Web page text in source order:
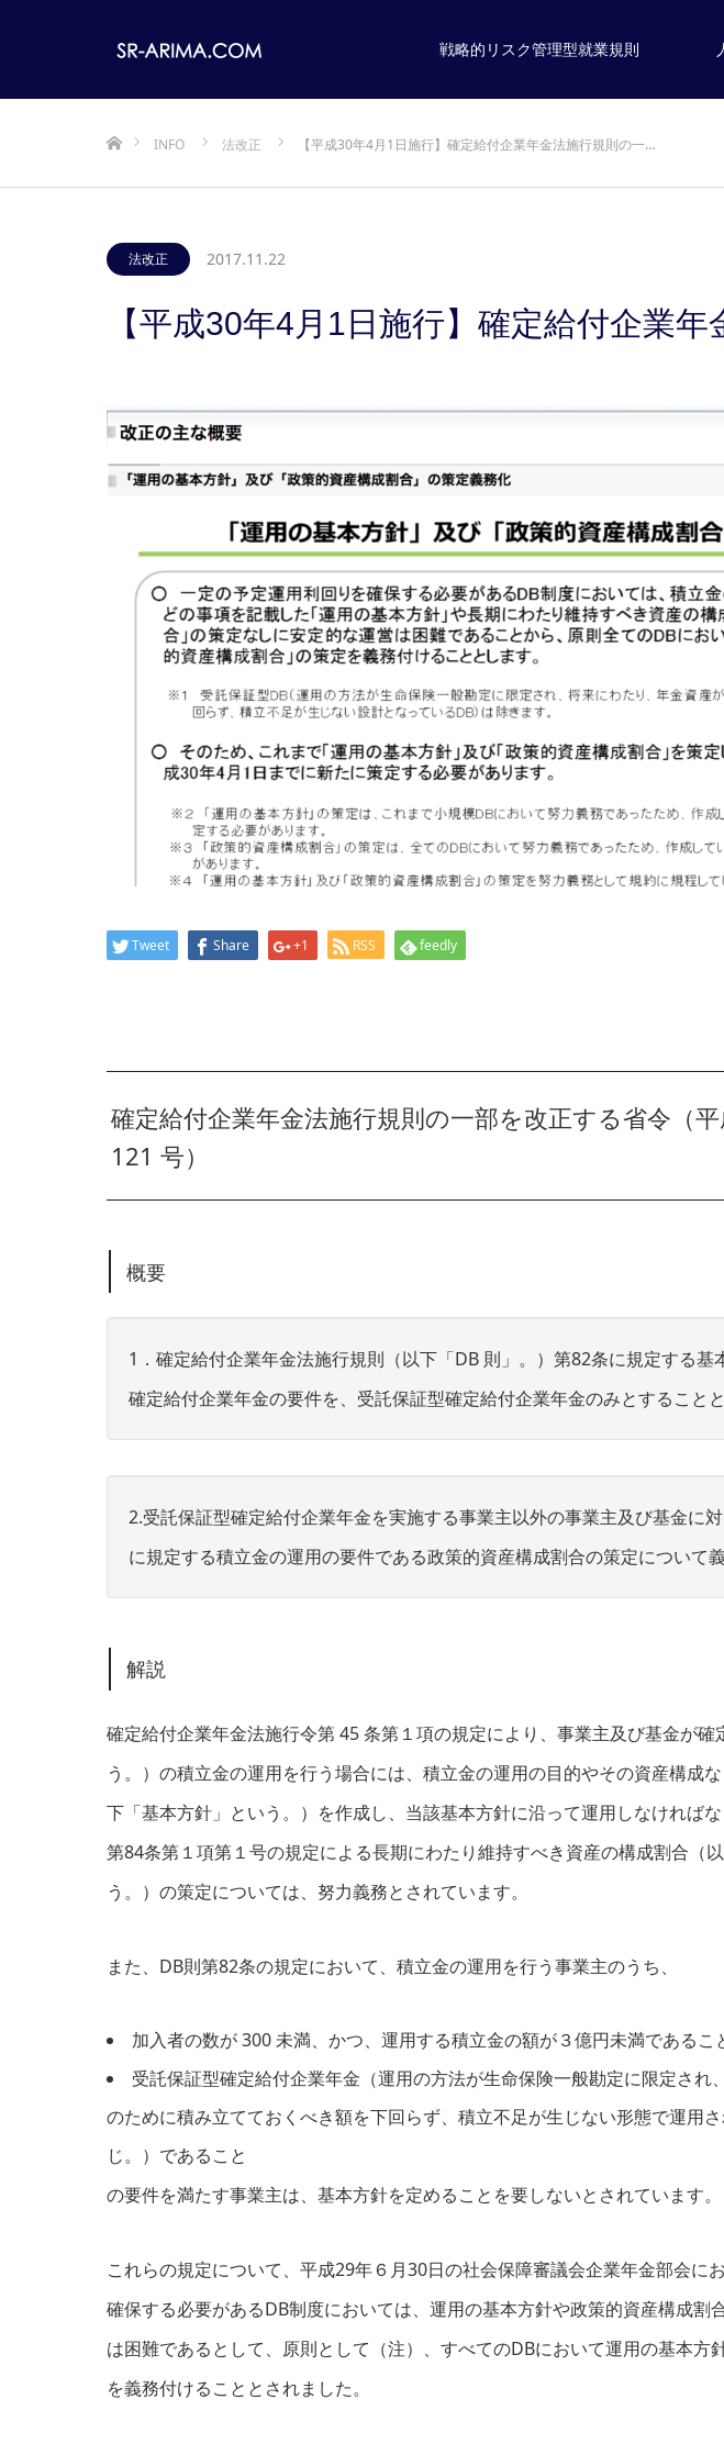
戦略的リスク管理型就業規則
INFO
法改正 【平成30年4月1日施行】確定給付企業年金法施行規則の一…
法改正 2017.11.22
【平成30年4月1日施行】確定給付企業
Tweet Share +1 RSS feedly
確定給付企業年金法施行規則の一部を改正する省令（
121 号）
概要
1．確定給付企業年金法施行規則（以下「DB 則」。）第82条に規定する基
確定給付企業年金の要件を、受託保証型確定給付企業年金のみとすることと
2.受託保証型確定給付企業年金を実施する事業主以外の事業主及び基金に
に規定する積立金の運用の要件である政策的資産構成割合の策定について
解説
確定給付企業年金法施行令第 45 条第１項の規定により、事業主及び基金が
う。）の積立金の運用を行う場合には、積立金の運用の目的やその資産構成
下「基本方針」という。）を作成し、当該基本方針に沿って運用しなければ
第84条第１項第１号の規定による長期にわたり維持すべき資産の構成割合（
う。）の策定については、努力義務とされています。
また、DB則第82条の規定において、積立金の運用を行う事業主のうち、
加入者の数が 300 未満、かつ、運用する積立金の額が３億円未満であるこ
受託保証型確定給付企業年金（運用の方法が生命保険一般勘定に限定され
のために積み立てておくべき額を下回らず、積立不足が生じない形態で運用
じ。）であること
の要件を満たす事業主は、基本方針を定めることを要しないとされています。
これらの規定について、平成29年６月30日の社会保障審議会企業年金部会に
確保する必要があるDB制度においては、運用の基本方針や政策的資産構成割
は困難であるとして、原則として（注）、すべてのDBにおいて運用の基本方
を義務付けることとされました。